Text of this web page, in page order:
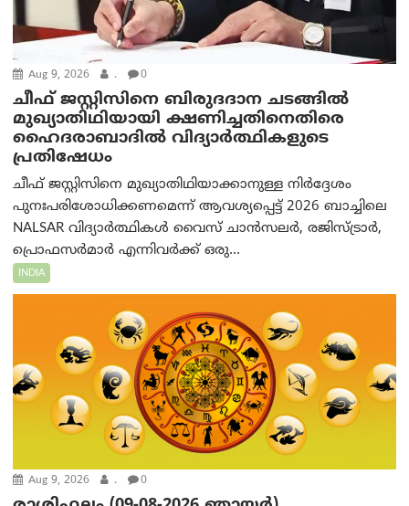
Aug 9, 2026 . 0
ചീഫ് ജസ്റ്റിസിനെ ബിരുദദാന ചടങ്ങില്‍
മുഖ്യാതിഥിയായി ക്ഷണിച്ചതിനെതിരെ
ഹൈദരാബാദില്‍ വിദ്യാർത്ഥികളുടെ
പ്രതിഷേധം
ചീഫ് ജസ്റ്റിസിനെ മുഖ്യാതിഥിയാക്കാനുള്ള നിർദ്ദേശം
പുനഃപരിശോധിക്കണമെന്ന് ആവശ്യപ്പെട്ട് 2026 ബാച്ചിലെ
NALSAR വിദ്യാർത്ഥികൾ വൈസ് ചാൻസലർ, രജിസ്ട്രാർ,
പ്രൊഫസർമാർ എന്നിവർക്ക് ഒരു...
INDIA
Aug 9, 2026 . 0